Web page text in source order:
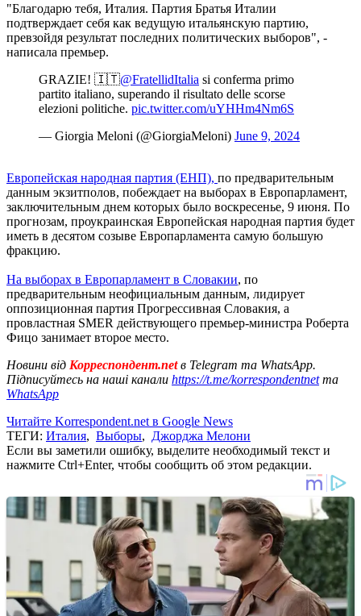
"Благодарю тебя, Италия. Партия Братья Италии
подтверждает себя как ведущую итальянскую партию,
превзойдя результат последних политических выборов", -
написала премьер.
GRAZIE! 🇮🇹@FratellidItalia si conferma primo
partito italiano, superando il risultato delle scorse
elezioni politiche. pic.twitter.com/uYHHm4Nm6S
— Giorgia Meloni (@GiorgiaMeloni) June 9, 2024
Европейская народная партия (ЕНП), по предварительным
данным экзитполов, побеждает на выборах в Европарламент,
заключительным днем ​​которых было воскресенье, 9 июня. По
прогнозам, проукраинская Европейская народная партия будет
иметь в десятом созыве Европарламента самую большую
фракцию.
На выборах в Европарламент в Словакии, по
предварительным неофициальным данным, лидирует
оппозиционная партия Прогрессивная Словакия, а
провластная SMER действующего премьер-министра Роберта
Фицо занимает второе место.
Новини від Корреспондент.netв Telegram та WhatsApp.
Підписуйтесь на наші канали https://t.me/korrespondentnetта
WhatsApp
Читайте Korrespondent.net в Google News
ТЕГИ: Италия, Выборы, Джорджа Мелони
Если вы заметили ошибку, выделите необходимый текст и
нажмите Ctrl+Enter, чтобы сообщить об этом редакции.